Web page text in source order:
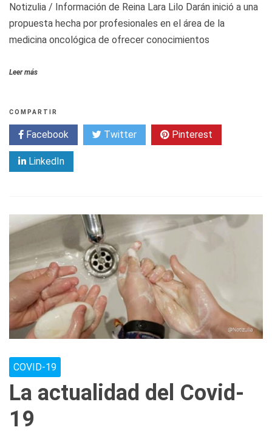
Notizulia / Información de Reina Lara Lilo Darán inició a una
propuesta hecha por profesionales en el área de la
medicina oncológica de ofrecer conocimientos
Leer más
COMPARTIR
Facebook Twitter Pinterest
LinkedIn
COVID-19
La actualidad del Covid-
19